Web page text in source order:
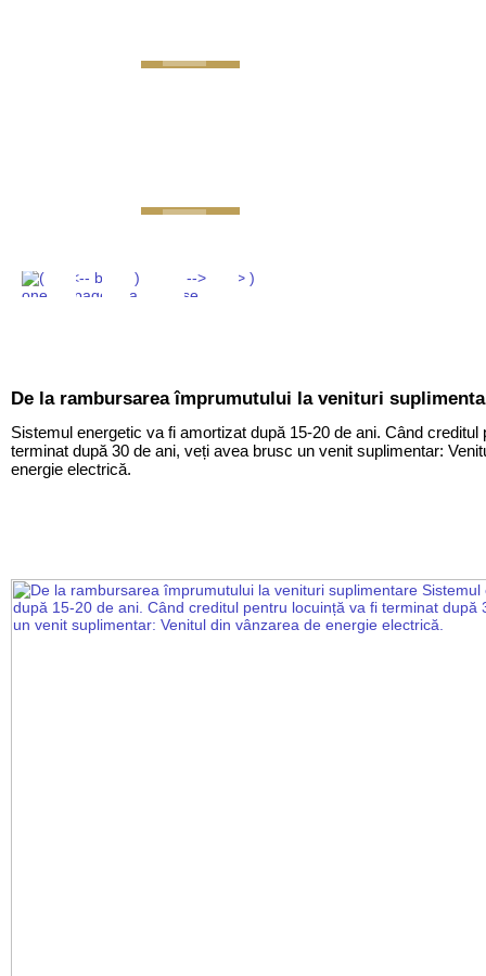
De la rambursarea împrumutului la venituri
Sistemul energetic va fi amortizat după 15-20 de ani. Când creditul
terminat după 30 de ani, veți avea brusc un venit suplimentar:
energie electrică.